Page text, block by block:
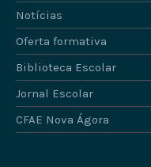
Notícias
Oferta formativa
Biblioteca Escolar
Jornal Escolar
CFAE Nova Ágora